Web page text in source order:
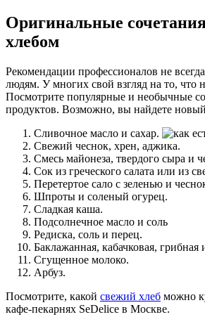
Оригинальные
хлебом
Рекомендации профессионалов не
людям. У многих свой взгляд на то, что
Посмотрите популярные и необычные
продуктов. Возможно, вы найдете
Сливочное масло и сахар.
Свежий чеснок, хрен, аджика.
Смесь майонеза, твердого сыра и
Сок из греческого салата или из
Перетертое сало с зеленью и
Шпроты и соленый огурец.
Сладкая каша.
Подсолнечное масло и соль
Редиска, соль и перец.
Баклажанная, кабачковая, грибная
Сгущенное молоко.
Арбуз.
Посмотрите, какой свежий хлеб можно
кафе-пекарнях SeDelice в Москве.